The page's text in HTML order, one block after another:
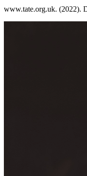
www.tate.org.uk. (2022).